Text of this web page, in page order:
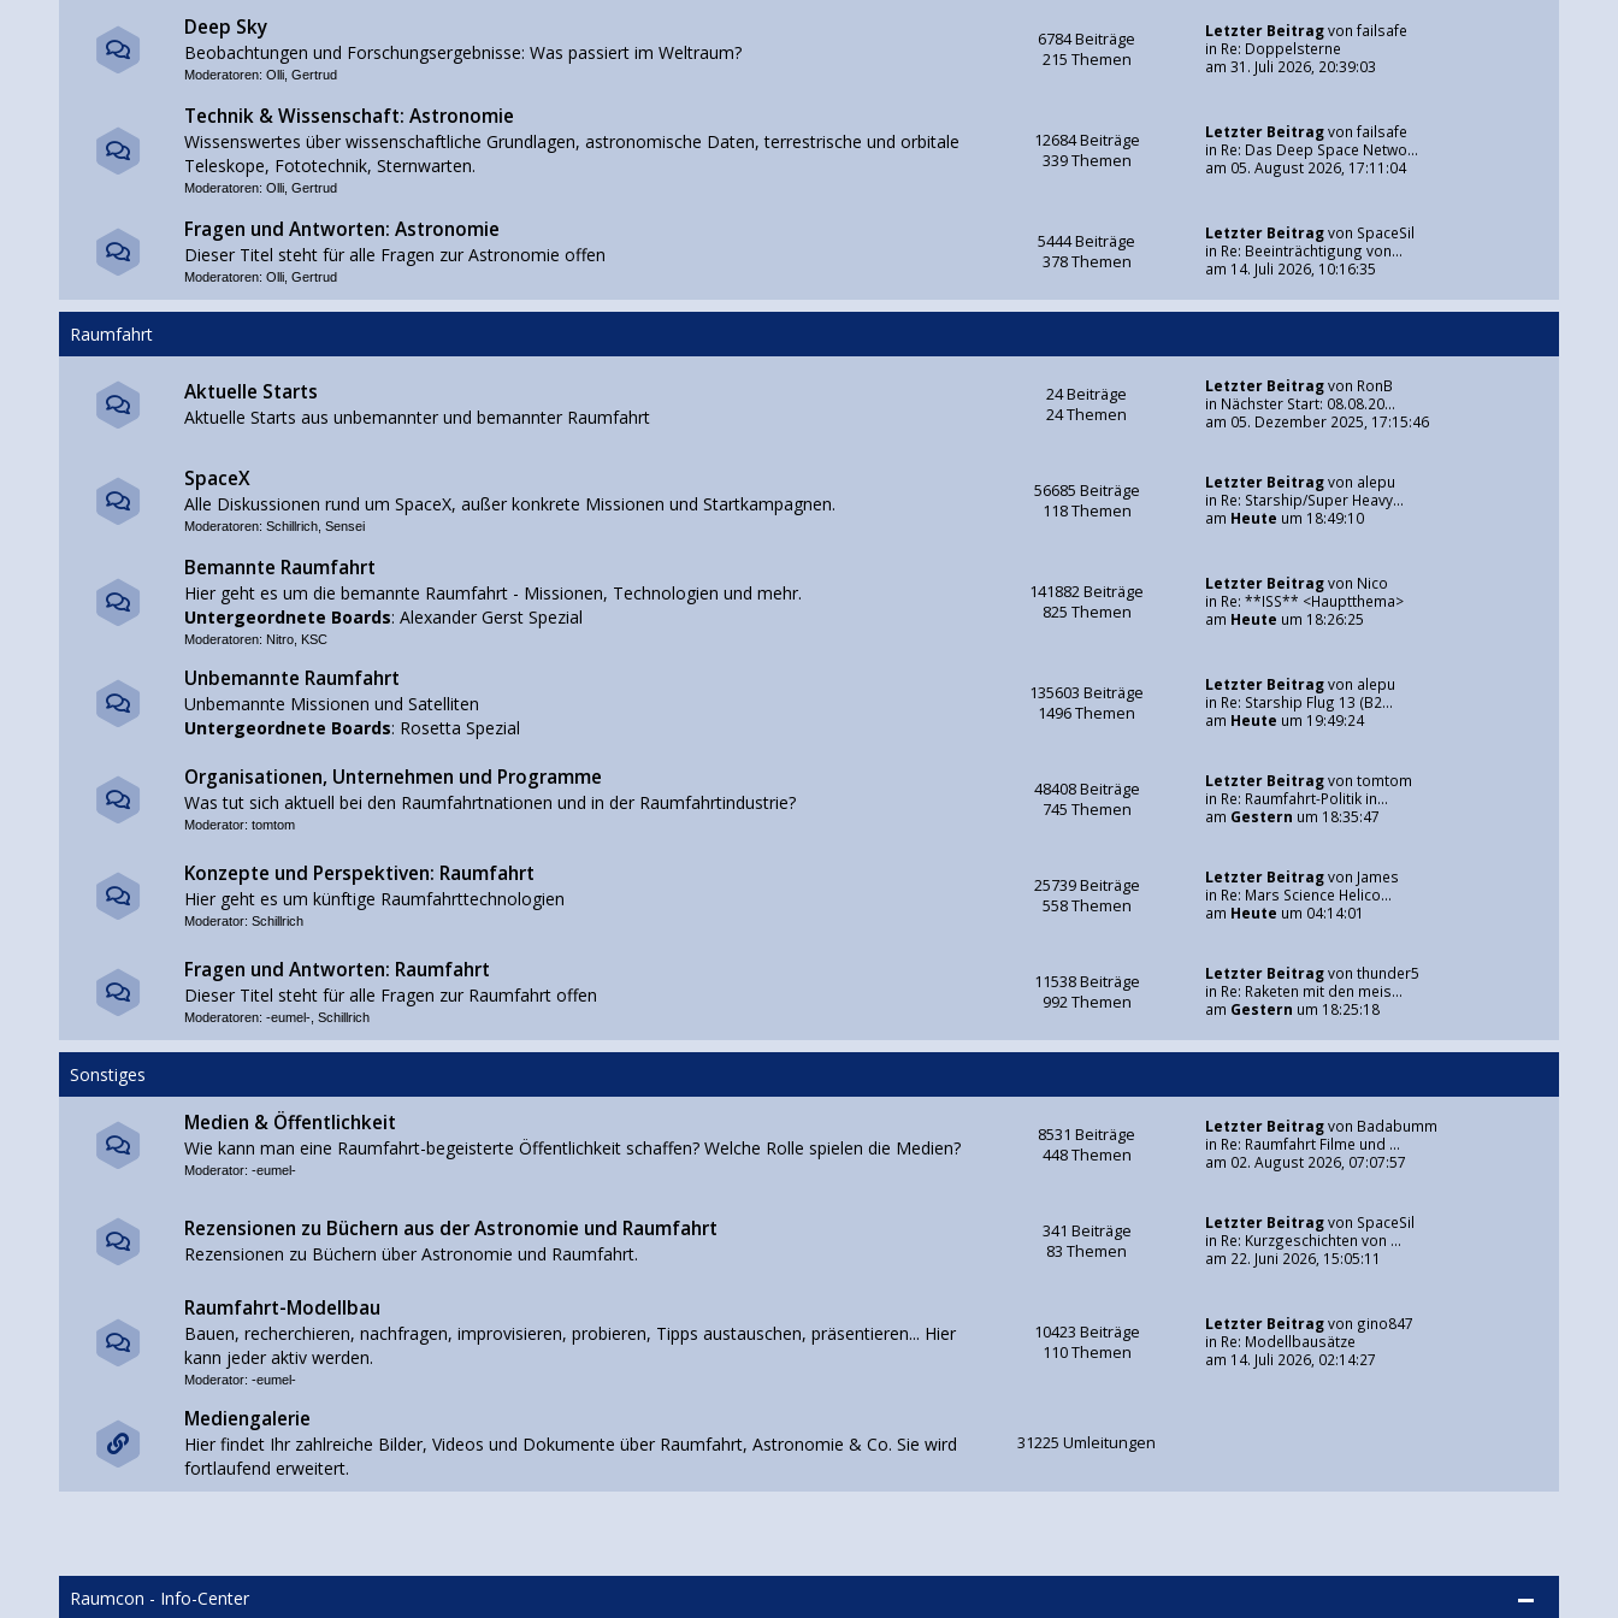
Deep Sky
Beobachtungen und Forschungsergebnisse: Was passiert im Weltraum?
Moderatoren: Olli, Gertrud
6784 Beiträge
215 Themen
Letzter Beitragvon failsafe
in Re: Doppelsterne
am 31. Juli 2026, 20:39:03
Technik & Wissenschaft: Astronomie
Wissenswertes über wissenschaftliche Grundlagen, astronomische Daten, terrestrische und orbitale
Teleskope, Fototechnik, Sternwarten.
Moderatoren: Olli, Gertrud
12684 Beiträge
339 Themen
Letzter Beitragvon failsafe
in Re: Das Deep Space Netwo...
am 05. August 2026, 17:11:04
Fragen und Antworten: Astronomie
Dieser Titel steht für alle Fragen zur Astronomie offen
Moderatoren: Olli, Gertrud
5444 Beiträge
378 Themen
Letzter Beitragvon SpaceSil
in Re: Beeinträchtigung von...
am 14. Juli 2026, 10:16:35
Raumfahrt
Aktuelle Starts
Aktuelle Starts aus unbemannter und bemannter Raumfahrt
24 Beiträge
24 Themen
Letzter Beitragvon RonB
in Nächster Start: 08.08.20...
am 05. Dezember 2025, 17:15:46
SpaceX
Alle Diskussionen rund um SpaceX, außer konkrete Missionen und Startkampagnen.
Moderatoren: Schillrich, Sensei
56685 Beiträge
118 Themen
Letzter Beitragvon alepu
in Re: Starship/Super Heavy...
am Heute um 18:49:10
Bemannte Raumfahrt
Hier geht es um die bemannte Raumfahrt - Missionen, Technologien und mehr.
Untergeordnete Boards: Alexander Gerst Spezial
Moderatoren: Nitro, KSC
141882 Beiträge
825 Themen
Letzter Beitragvon Nico
in Re: **ISS** <Hauptthema>
am Heute um 18:26:25
Unbemannte Raumfahrt
Unbemannte Missionen und Satelliten
Untergeordnete Boards: Rosetta Spezial
135603 Beiträge
1496 Themen
Letzter Beitragvon alepu
in Re: Starship Flug 13 (B2...
am Heute um 19:49:24
Organisationen, Unternehmen und Programme
Was tut sich aktuell bei den Raumfahrtnationen und in der Raumfahrtindustrie?
Moderator: tomtom
48408 Beiträge
745 Themen
Letzter Beitragvon tomtom
in Re: Raumfahrt-Politik in...
am Gestern um 18:35:47
Konzepte und Perspektiven: Raumfahrt
Hier geht es um künftige Raumfahrttechnologien
Moderator: Schillrich
25739 Beiträge
558 Themen
Letzter Beitragvon James
in Re: Mars Science Helico...
am Heute um 04:14:01
Fragen und Antworten: Raumfahrt
Dieser Titel steht für alle Fragen zur Raumfahrt offen
Moderatoren: -eumel-, Schillrich
11538 Beiträge
992 Themen
Letzter Beitragvon thunder5
in Re: Raketen mit den meis...
am Gestern um 18:25:18
Sonstiges
Medien & Öffentlichkeit
Wie kann man eine Raumfahrt-begeisterte Öffentlichkeit schaffen? Welche Rolle spielen die Medien?
Moderator: -eumel-
8531 Beiträge
448 Themen
Letzter Beitragvon Badabumm
in Re: Raumfahrt Filme und ...
am 02. August 2026, 07:07:57
Rezensionen zu Büchern aus der Astronomie und Raumfahrt
Rezensionen zu Büchern über Astronomie und Raumfahrt.
341 Beiträge
83 Themen
Letzter Beitragvon SpaceSil
in Re: Kurzgeschichten von ...
am 22. Juni 2026, 15:05:11
Raumfahrt-Modellbau
Bauen, recherchieren, nachfragen, improvisieren, probieren, Tipps austauschen, präsentieren... Hier
kann jeder aktiv werden.
Moderator: -eumel-
10423 Beiträge
110 Themen
Letzter Beitragvon gino847
in Re: Modellbausätze
am 14. Juli 2026, 02:14:27
Mediengalerie
Hier findet Ihr zahlreiche Bilder, Videos und Dokumente über Raumfahrt, Astronomie & Co. Sie wird
fortlaufend erweitert.
31225 Umleitungen
Raumcon - Info-Center